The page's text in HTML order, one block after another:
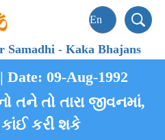
Samadhi-Kaka Bhajans
Date: 09-Aug-1992
તને તો તારા જીવનમાં,
કરી શકે